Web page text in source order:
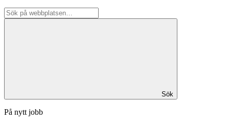
Sök
På nytt jobb